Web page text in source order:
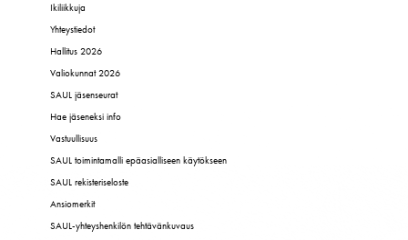
Ikiliikkuja
Yhteystiedot
Hallitus 2026
Valiokunnat 2026
SAUL jäsenseurat
Hae jäseneksi info
Vastuullisuus
SAUL toimintamalli epäasialliseen käytökseen
SAUL rekisteriseloste
Ansiomerkit
SAUL-yhteyshenkilön tehtävänkuvaus